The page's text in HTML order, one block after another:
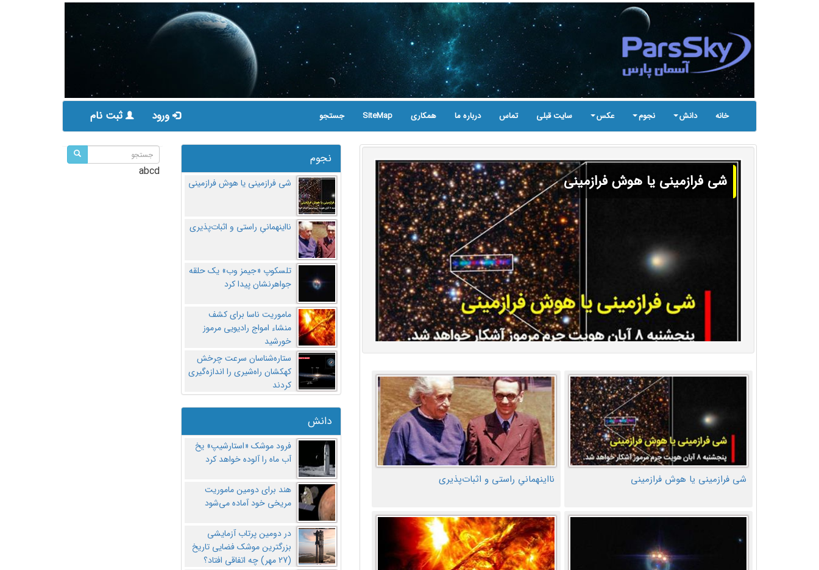
خانه دانش نجوم عکس سایت قبلی تماس درباره ما همکاری SiteMap جستجو ورود ثبت نام
شی فرازمینی یا هوش فرازمینی
شی فرازمینی یا هوش فرازمینی نااینهمانیِ راستی و اثبات‌پذیری
نجوم
شی فرازمینی یا هوش فرازمینی
نااینهمانیِ راستی و اثبات‌پذیری
تلسکوپ «جیمز وب» یک حلقه
جواهرنشان پیدا کرد
ماموریت ناسا برای کشف
منشاء امواج رادیویی مرموز
خورشید
ستاره‌شناسان سرعت چرخش
کهکشان راه‌شیری را اندازه‌گیری
کردند
دانش
فرود موشک «استارشیپ» یخ
آب ماه را آلوده خواهد کرد
هند برای دومین ماموریت
مریخی خود آماده می‌شود
در دومین پرتاب آزمایشی
بزرگترین موشک فضایی تاریخ
(27 مهر‌) چه اتفاقی افتاد؟
abcd